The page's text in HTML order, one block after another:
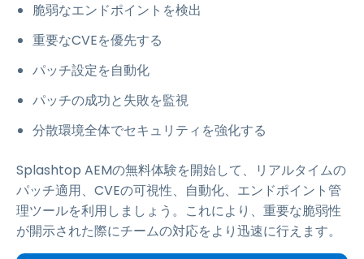
脆弱なエンドポイントを検出
重要なCVEを優先する
パッチ設定を自動化
パッチの成功と失敗を監視
分散環境全体でセキュリティを強化する
Splashtop AEMの無料体験を開始して、リアルタイムの
パッチ適用、CVEの可視性、自動化、エンドポイント管
理ツールを利用しましょう。これにより、重要な脆弱性
が開示された際にチームの対応をより迅速に行えます。